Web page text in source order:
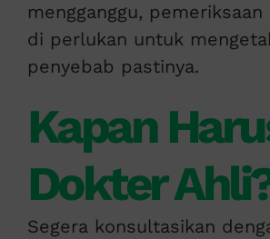
mengganggu,
di perlukan untuk
penyebab pastinya.
Kapan
Dokter
Segera konsultasikan